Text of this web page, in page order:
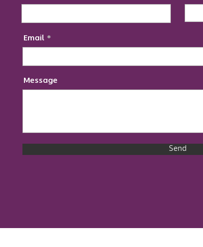
Email
Message
Send